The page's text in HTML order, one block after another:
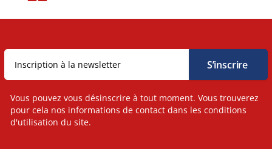
Vous pouvez vous désinscrire à tout moment. Vous trouverez
pour cela nos informations de contact dans les conditions
d'utilisation du site.